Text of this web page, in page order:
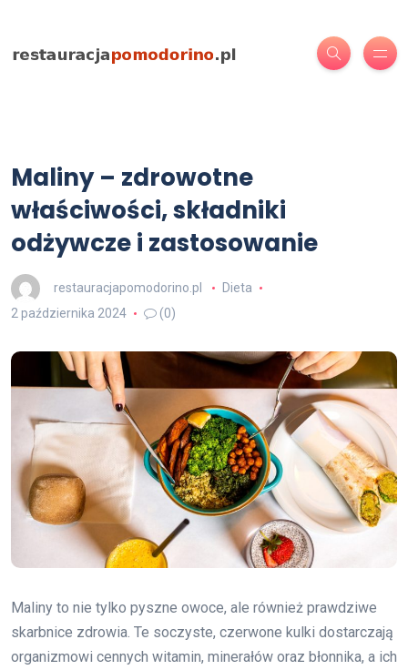
Maliny – zdrowotne
właściwości, składniki
odżywcze i zastosowanie
restauracjapomodorino.pl
Dieta
2 października 2024
(0)
Maliny to nie tylko pyszne owoce, ale również prawdziwe
skarbnice zdrowia. Te soczyste, czerwone kulki dostarczają
organizmowi cennych witamin, minerałów oraz błonnika, a ich